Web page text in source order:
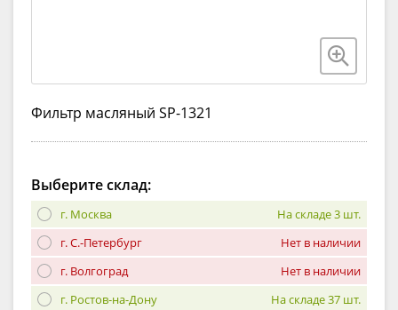
Фильтр масляный SP-1321
Выберите склад:
г. Москва
На складе 3 шт.
г. С.-Петербург
Нет в наличии
г. Волгоград
Нет в наличии
г. Ростов-на-Дону
На складе 37 шт.